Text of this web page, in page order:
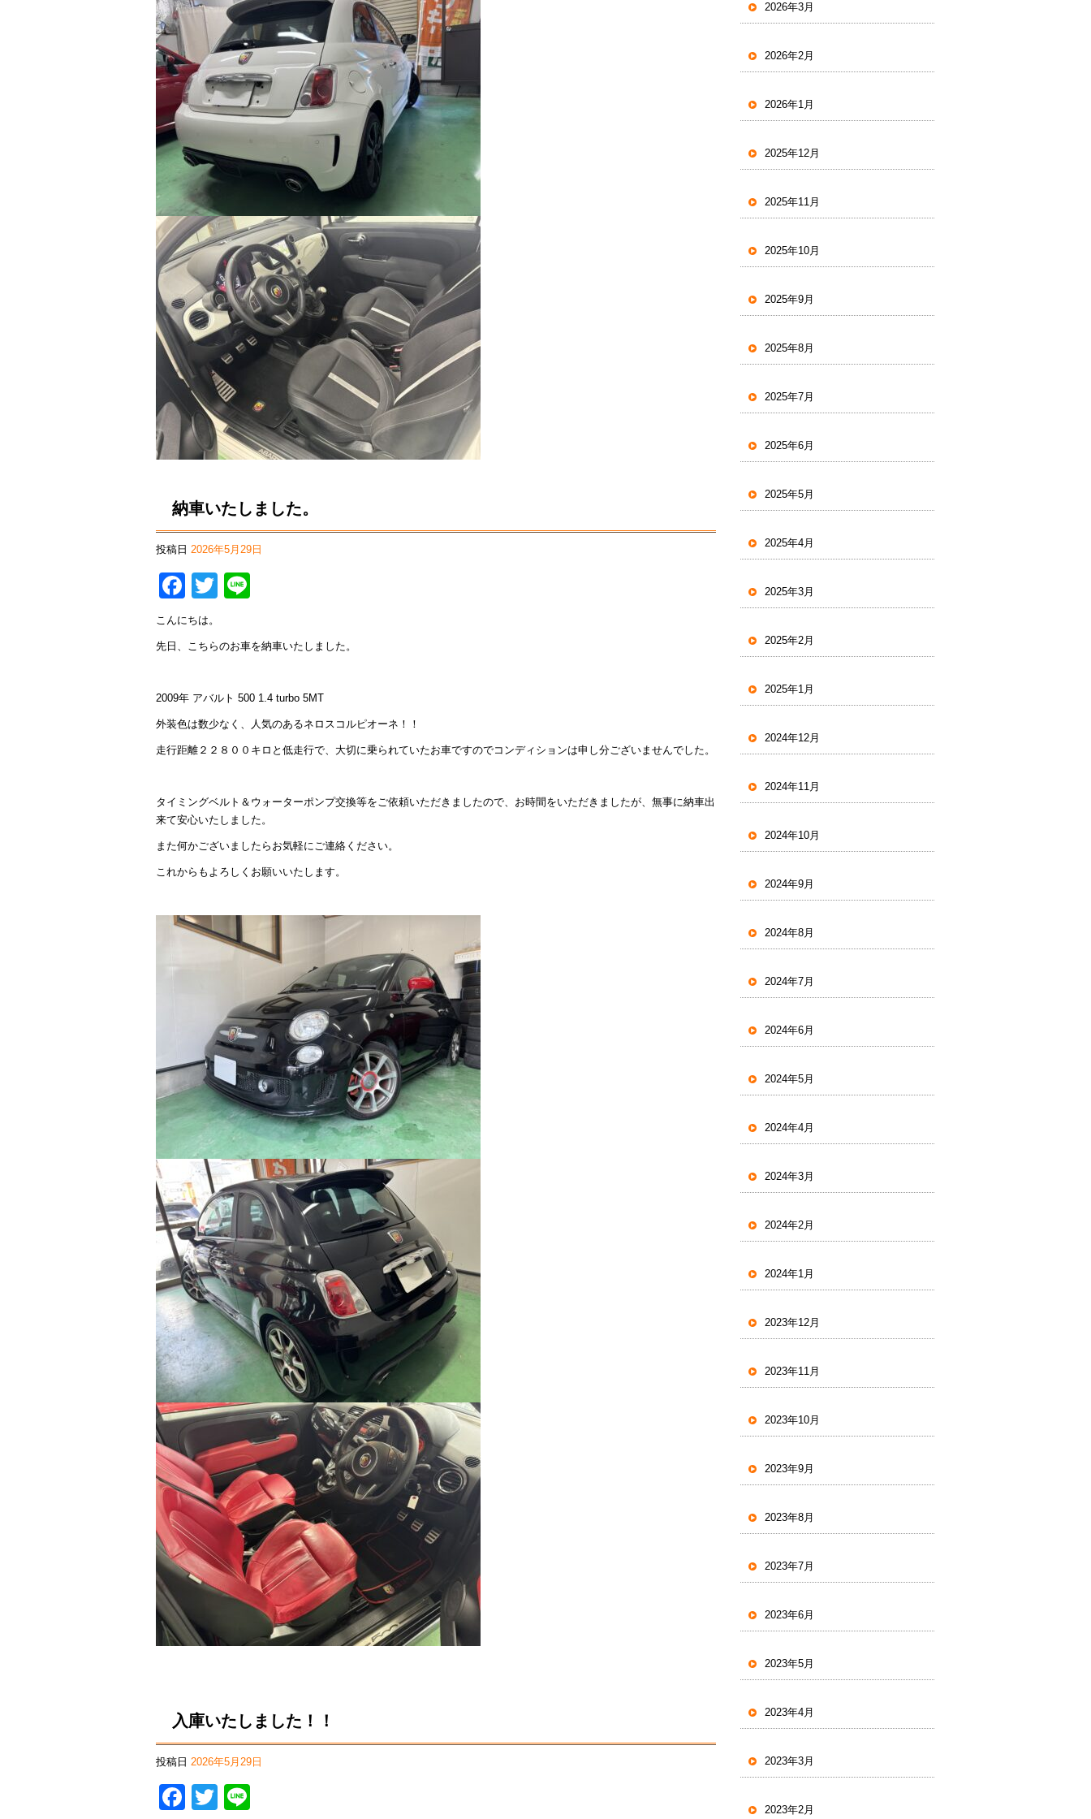
納車いたしました。
投稿日 2026年5月29日
Facebook
Twitter
こんにちは。
先日、こちらのお車を納車いたしました。
2009年 アバルト 500 1.4 turbo 5MT
外装色は数少なく、人気のあるネロスコルピオーネ！！
走行距離２２８００キロと低走行で、大切に乗られていたお車ですのでコンディションは申し分ございませんでした。
タイミングベルト＆ウォーターポンプ交換等をご依頼いただきましたので、お時間をいただきましたが、無事に納車出
来て安心いたしました。
また何かございましたらお気軽にご連絡ください。
これからもよろしくお願いいたします。
入庫いたしました！！
投稿日 2026年5月29日
Facebook
Twitter
2026年3月
2026年2月
2026年1月
2025年12月
2025年11月
2025年10月
2025年9月
2025年8月
2025年7月
2025年6月
2025年5月
2025年4月
2025年3月
2025年2月
2025年1月
2024年12月
2024年11月
2024年10月
2024年9月
2024年8月
2024年7月
2024年6月
2024年5月
2024年4月
2024年3月
2024年2月
2024年1月
2023年12月
2023年11月
2023年10月
2023年9月
2023年8月
2023年7月
2023年6月
2023年5月
2023年4月
2023年3月
2023年2月